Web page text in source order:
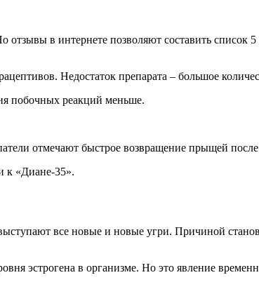
в интернете позволяют составить список
Недостаток препарата – большое
побочных реакций меньше.
отмечают быстрое возвращение прыщей после
к «Диане-35».
все новые и новые угри. Причиной
эстрогена в организме. Но это явление